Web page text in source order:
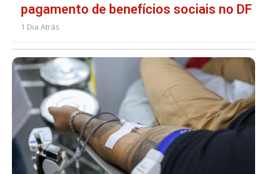
pagamento de benefícios sociais no DF
1 Dia Atrás